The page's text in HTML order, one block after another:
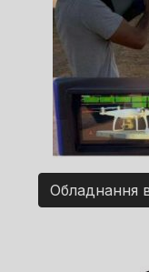
Обладнання